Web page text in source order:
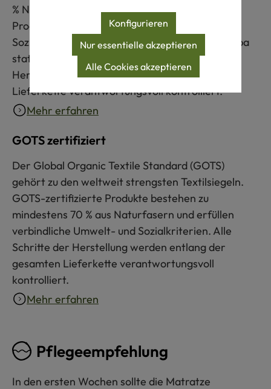
% Naturfasern aus zertifiziert biologischer
Produktion, sehr strenge Umwelt- und
Sozialkriterien sowie eine überwiegend in Europa
stattfindende Produktion. Alle Schritte der
Herstellung werden entlang der gesamten
Lieferkette verantwortungsvoll kontrolliert.
Mehr erfahren
GOTS zertifiziert
Der Global Organic Textile Standard (GOTS)
gehört zu den weltweit strengsten Textilsiegeln.
GOTS-zertifizierte Produkte bestehen zu
mindestens 70 % aus Naturfasern und erfüllen
verbindliche Umwelt- und Sozialkriterien. Alle
Schritte der Herstellung werden entlang der
gesamten Lieferkette verantwortungsvoll
kontrolliert.
Mehr erfahren
Pflegeempfehlung
In den ersten Wochen sollte die Matratze
Nur essentielle akzeptieren
Konfigurieren
Alle Cookies akzeptieren